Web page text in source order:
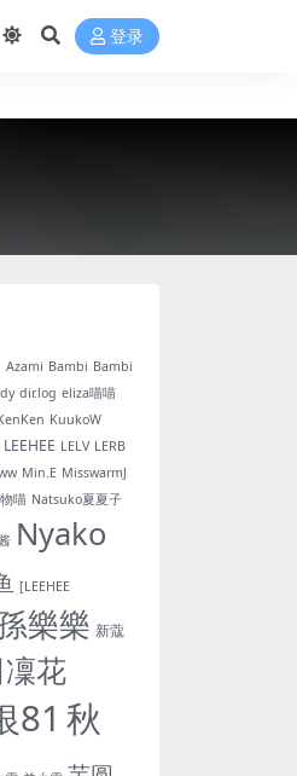
登录
Azami Bambi Bambi
dir.log eliza喵喵
KuukoW
LEEHEE LELV LERB
Min.E MisswarmJ
喵 Natsuko夏夏子
Nyako
[LEEHEE
樂樂 新蔻
花
81 秋